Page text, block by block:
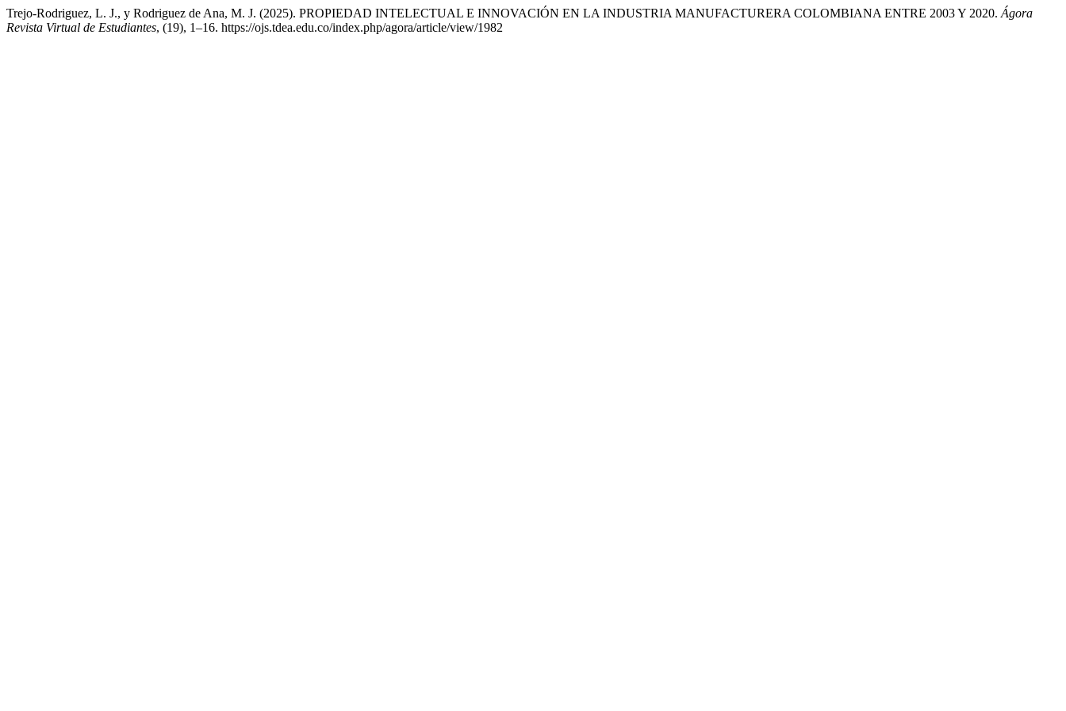
Trejo-Rodriguez, L. J., y Rodriguez de Ana, M. J. (2025). PROPIEDAD INTELECTUAL E INNOVACIÓN EN LA INDUSTRIA MANUFACTURERA COLOMBIANA ENTRE 2003 Y 2020. Ágora
Revista Virtual de Estudiantes, (19), 1–16. https://ojs.tdea.edu.co/index.php/agora/article/view/1982